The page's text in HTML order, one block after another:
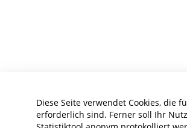
Diese Seite verwendet Cookies, die
erforderlich sind. Ferner soll Ihr